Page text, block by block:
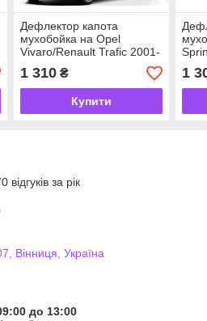
Дефлектор капота
мухобойка на Opel
Vivaro/Renault Trafic 2001-
2015, (Опель Віваро)
EuroCap
1 310₴
Купити
1
за рік
Вінниця, Україна
до 13:00